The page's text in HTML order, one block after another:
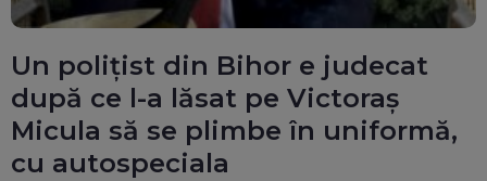
Un polițist din Bihor e judecat
după ce l-a lăsat pe Victoraş
Micula să se plimbe în uniformă,
cu autospeciala